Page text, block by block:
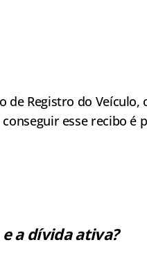
de Registro do Veículo,
esse recibo é
a dívida ativa?